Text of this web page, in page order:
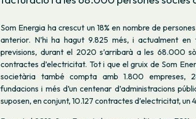
Som Energia ha crescut un 18% en nombre de
anterior. N’hi ha hagut 9.825 més, i actualment
previsions, durant el 2020 s’arribarà a les 68.000
contractes d’electricitat. Tot i que el gruix de Som
societària també compta amb 1.800 empreses,
fundacions i més d’un centenar d’administracions
suposen, en conjunt, 10.127 contractes d’electricitat, un